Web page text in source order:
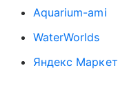
Aquarium-ami
WaterWorlds
Яндекс Маркет